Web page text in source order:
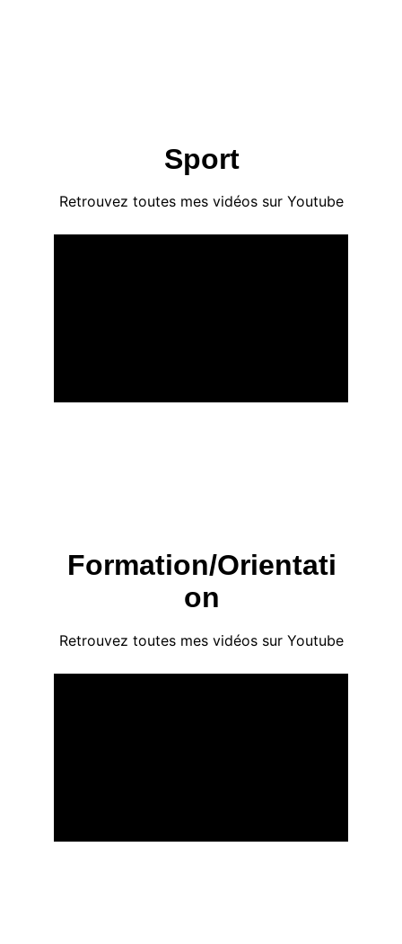
Sport
Retrouvez toutes mes vidéos sur Youtube
Formation/Orientati
on
Retrouvez toutes mes vidéos sur Youtube